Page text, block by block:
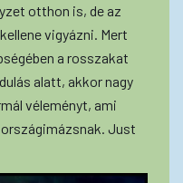
otthon is, de az
vigyázni. Mert
a rosszakat
alatt, akkor nagy
véleményt, ami
Just